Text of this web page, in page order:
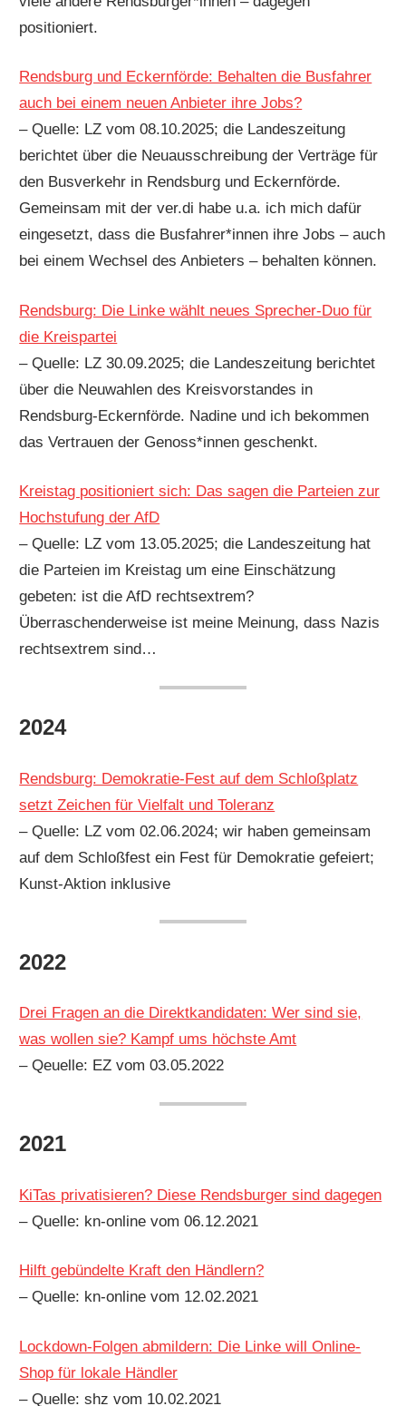
positioniert.
Rendsburg und Eckernförde: Behalten die Busfahrer
auch bei einem neuen Anbieter ihre Jobs?
– Quelle: LZ vom 08.10.2025; die Landeszeitung
berichtet über die Neuausschreibung der Verträge für
den Busverkehr in Rendsburg und Eckernförde.
Gemeinsam mit der ver.di habe u.a. ich mich dafür
eingesetzt, dass die Busfahrer*innen ihre Jobs – auch
bei einem Wechsel des Anbieters – behalten können.
Rendsburg: Die Linke wählt neues Sprecher-Duo für
die Kreispartei
– Quelle: LZ 30.09.2025; die Landeszeitung berichtet
über die Neuwahlen des Kreisvorstandes in
Rendsburg-Eckernförde. Nadine und ich bekommen
das Vertrauen der Genoss*innen geschenkt.
Kreistag positioniert sich: Das sagen die Parteien zur
Hochstufung der AfD
– Quelle: LZ vom 13.05.2025; die Landeszeitung hat
die Parteien im Kreistag um eine Einschätzung
gebeten: ist die AfD rechtsextrem?
Überraschenderweise ist meine Meinung, dass Nazis
rechtsextrem sind…
2024
Rendsburg: Demokratie-Fest auf dem Schloßplatz
setzt Zeichen für Vielfalt und Toleranz
– Quelle: LZ vom 02.06.2024; wir haben gemeinsam
auf dem Schloßfest ein Fest für Demokratie gefeiert;
Kunst-Aktion inklusive
2022
Drei Fragen an die Direktkandidaten: Wer sind sie,
was wollen sie? Kampf ums höchste Amt
– Qeuelle: EZ vom 03.05.2022
2021
KiTas privatisieren? Diese Rendsburger sind dagegen
– Quelle: kn-online vom 06.12.2021
Hilft gebündelte Kraft den Händlern?
– Quelle: kn-online vom 12.02.2021
Lockdown-Folgen abmildern: Die Linke will Online-
Shop für lokale Händler
– Quelle: shz vom 10.02.2021